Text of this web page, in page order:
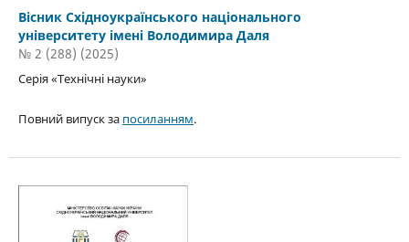
Вісник Східноукраїнського національного
університету імені Володимира Даля
№ 2 (288) (2025)
Серія «Технічні науки»
Повний випуск за посиланням.